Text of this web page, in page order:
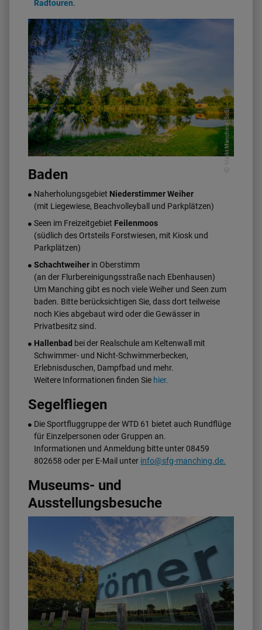
Radtouren.
Markt Manching (ScS)
Baden
Naherholungsgebiet Niederstimmer Weiher
(mit Liegewiese, Beachvolleyball und Parkplätzen)
Seen im Freizeitgebiet Feilenmoos
(südlich des Ortsteils Forstwiesen, mit Kiosk und
Parkplätzen)
Schachtweiher in Oberstimm
(an der Flurbereinigungsstraße nach Ebenhausen)
Um Manching gibt es noch viele Weiher und Seen zum
baden. Bitte berücksichtigen Sie, dass dort teilweise
noch Kies abgebaut wird oder die Gewässer in
Privatbesitz sind.
Hallenbad bei der Realschule am Keltenwall mit
Schwimmer- und Nicht-Schwimmerbecken,
Erlebnisduschen, Dampfbad und mehr.
Weitere Informationen finden Sie hier.
Segelfliegen
Die Sportfluggruppe der WTD 61 bietet auch Rundflüge
für Einzelpersonen oder Gruppen an.
Informationen und Anmeldung bitte unter 08459
802658 oder per E-Mail unter info@sfg-manching.de.
Museums- und
Ausstellungsbesuche